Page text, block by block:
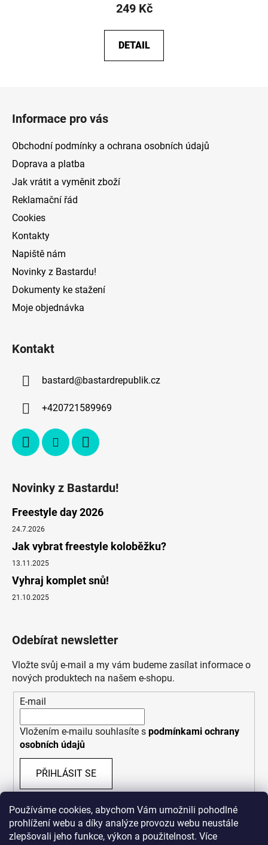
Používáme cookies, abychom Vám umožnili pohodlné
prohlížení webu a díky analýze provozu webu neustále
zlepšovali jeho funkce, výkon a použitelnost. Více
249 Kč
DETAIL
Informace pro vás
Obchodní podmínky a ochrana osobních údajů
Doprava a platba
Jak vrátit a vyměnit zboží
Reklamační řád
Cookies
Kontakty
Napiště nám
Novinky z Bastardu!
Dokumenty ke stažení
Moje objednávka
Kontakt
bastard@bastardrepublik.cz
+420721589969
Novinky z Bastardu!
Freestyle day 2026
24.7.2026
Jak vybrat freestyle koloběžku?
13.11.2025
Vyhraj komplet snů!
21.10.2025
Odebírat newsletter
Vložte svůj e-mail a my vám budeme zasílat informace o
nových produktech na našem e-shopu.
E-mail
Vložením e-mailu souhlasíte s podmínkami ochrany
osobních údajů
PŘIHLÁSIT SE